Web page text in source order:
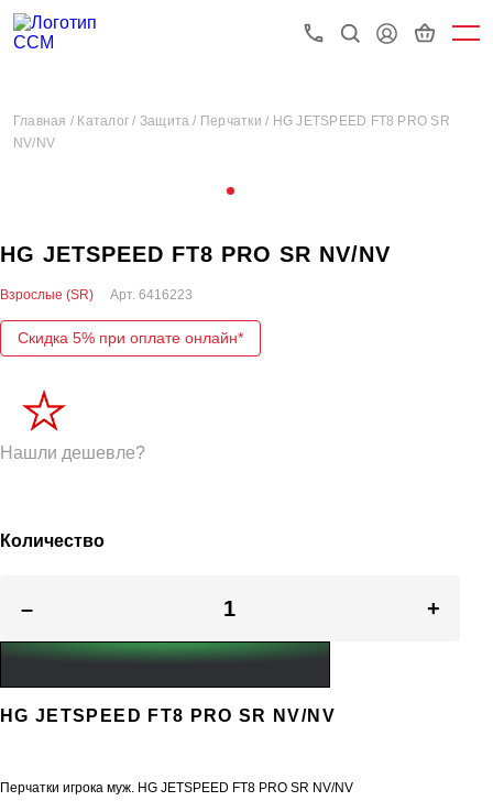
Главная / Каталог / Защита / Перчатки / HG JETSPEED FT8 PRO SR
NV/NV
HG JETSPEED FT8 PRO SR NV/NV
Взрослые (SR) Арт. 6416223
Скидка 5% при оплате онлайн*
Нашли дешевле?
Количество
– +
HG JETSPEED FT8 PRO SR NV/NV
Перчатки игрока муж. HG JETSPEED FT8 PRO SR NV/NV